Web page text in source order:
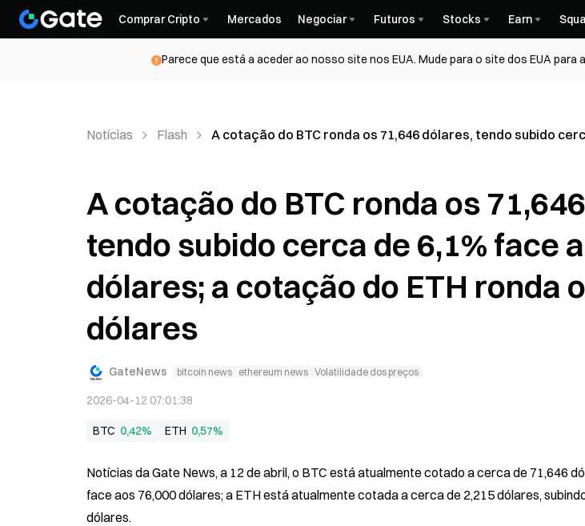
Comprar Cripto Mercados Negociar Futuros Stocks Earn
Parece que está a aceder ao nosso site nos EUA. Mude para o site dos EUA
Notícias Flash A cotação do BTC ronda os 71,646 dólares, tendo subido
A cotação do BTC ronda os
tendo subido cerca de 6,1% face
dólares; a cotação do ETH ronda
dólares
GateNews bitcoin news ethereum news Volatilidade dos preços
2026-04-12 07:01:38
BTC 0,42% ETH 0,57%
Notícias da Gate News, a 12 de abril, o BTC está atualmente cotado a cerca de 71,646
face aos 76,000 dólares; a ETH está atualmente cotada a cerca de 2,215 dólares,
dólares.